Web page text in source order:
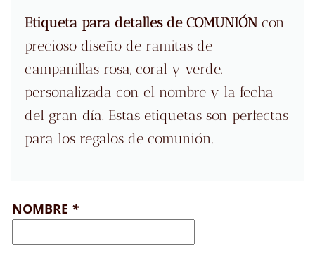
Etiqueta para detalles de COMUNIÓN con
precioso diseño de ramitas de
campanillas rosa, coral y verde,
personalizada con el nombre y la fecha
del gran día. Estas etiquetas son perfectas
para los regalos de comunión.
NOMBRE *